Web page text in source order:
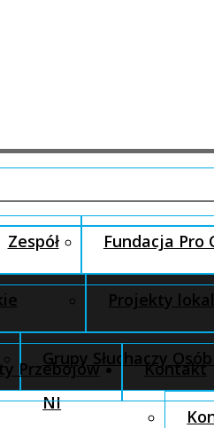
Zespół Fundacja Pro
Projekty
Grupy Słuchaczy
NI
Przebojów Kontakt